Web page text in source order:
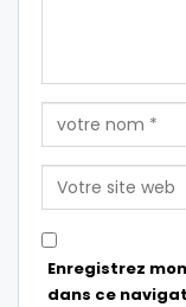
Enregistrez
dans ce